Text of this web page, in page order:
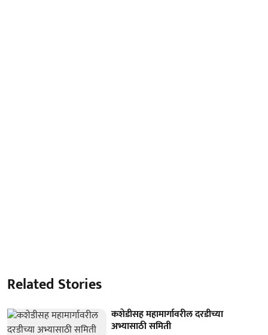
Related Stories
कशेडीसह महामार्गावरील दरडीच्या
अभ्यासाठी समिती